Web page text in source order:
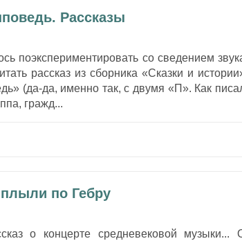
Рассказы
поэкспериментировать со сведением
рассказ из сборника «Сказки и
(да-да, именно так, с двумя «П». Как
гражд...
по Гебру
о концерте средневековой музыки...